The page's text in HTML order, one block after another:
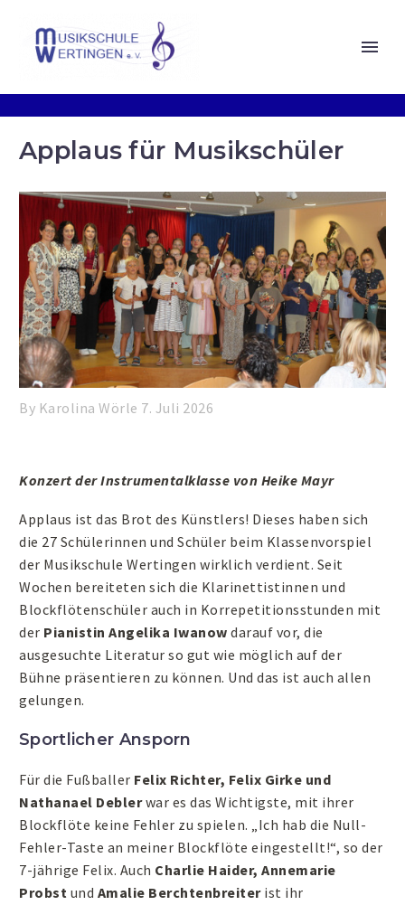
Applaus für Musikschüler
By Karolina Wörle 7. Juli 2026
Konzert der Instrumentalklasse von Heike Mayr
Applaus ist das Brot des Künstlers! Dieses haben sich
die 27 Schülerinnen und Schüler beim Klassenvorspiel
der Musikschule Wertingen wirklich verdient. Seit
Wochen bereiteten sich die Klarinettistinnen und
Blockflötenschüler auch in Korrepetitionsstunden mit
der Pianistin Angelika Iwanow darauf vor, die
ausgesuchte Literatur so gut wie möglich auf der
Bühne präsentieren zu können. Und das ist auch allen
gelungen.
Sportlicher Ansporn
Für die Fußballer Felix Richter, Felix Girke und
Nathanael Deblerwar es das Wichtigste, mit ihrer
Blockflöte keine Fehler zu spielen. „Ich hab die Null-
Fehler-Taste an meiner Blockflöte eingestellt!“, so der
7-jährige Felix. Auch Charlie Haider, Annemarie
Probst und Amalie Berchtenbreiterist ihr